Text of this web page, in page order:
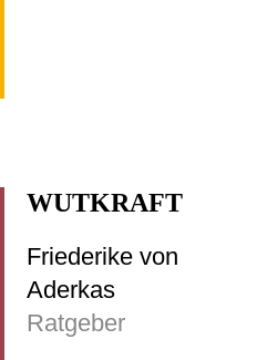
WUTKRAFT
Friederike von
Aderkas
Ratgeber